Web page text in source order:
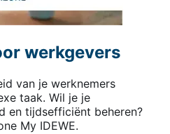
werkgevers
van je werknemers
taak. Wil je je
en tijdsefficiënt beheren?
My IDEWE.